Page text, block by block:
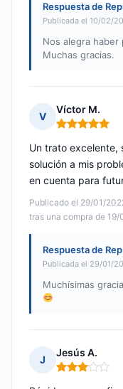
Respuesta de
Publicada el 10/02/
Nos alegra haber
Muchas gracias.
V
Víctor M.
Nota: 5 de 5
Publicado el 29/01/
tras una compra de 19/
Un trato excelente,
solución a mis
en cuenta para
Respuesta de
Publicada el 29/01/
Muchísimas
J
Jesús A.
Nota: 3 de 5